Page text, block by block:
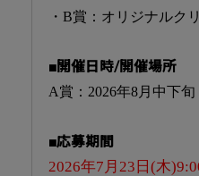
・B賞：オリジナルク
■開催日時/開催場所
A賞：2026年8月中下
■応募期間
2026年7月23日(木